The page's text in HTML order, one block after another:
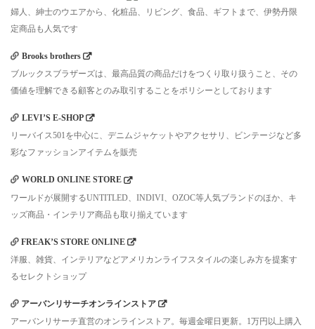
婦人、紳士のウエアから、化粧品、リビング、食品、ギフトまで、伊勢丹限
定商品も人気です
Brooks brothers
ブルックスブラザーズは、最高品質の商品だけをつくり取り扱うこと、その
価値を理解できる顧客とのみ取引することをポリシーとしております
LEVI’S E-SHOP
リーバイス501を中心に、デニムジャケットやアクセサリ、ビンテージなど多
彩なファッションアイテムを販売
WORLD ONLINE STORE
ワールドが展開するUNTITLED、INDIVI、OZOC等人気ブランドのほか、キ
ッズ商品・インテリア商品も取り揃えています
FREAK’S STORE ONLINE
洋服、雑貨、インテリアなどアメリカンライフスタイルの楽しみ方を提案す
るセレクトショップ
アーバンリサーチオンラインストア
アーバンリサーチ直営のオンラインストア。毎週金曜日更新。1万円以上購入